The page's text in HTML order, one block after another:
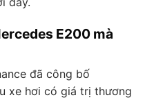
E200 mà
đã công bố
xe hơi có giá trị thương